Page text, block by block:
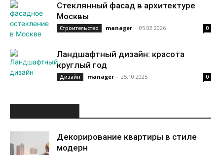
Стеклянный фасад в архитектуре
Москвы
Строительство manager - 05.02.2026 0
Ландшафтный дизайн: красота
круглый год
Дизайн manager - 25.10.2025 0
Декорирование квартиры в стиле
модерн